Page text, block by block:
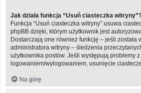
Jak działa funkcja “Usuń ciasteczka
Funkcja “Usuń ciasteczka witryny” usuwa
phpBB dzięki, którym użytkownik jest
Dostarczają one również funkcję – jeśli została
administratora witryny – śledzenia
użytkownika postów. Jeśli występują problemy z
logowaniem/wylogowaniem, usunięcie
Na górę